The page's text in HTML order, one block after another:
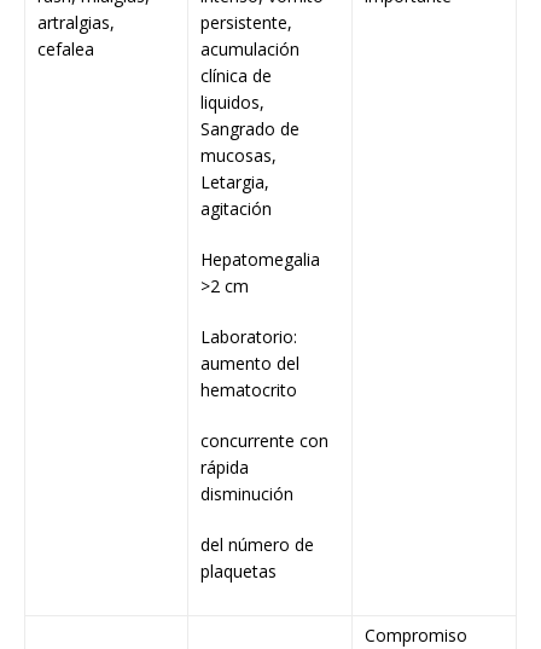
artralgias,
cefalea
persistente,
acumulación
clínica de
liquidos,
Sangrado de
mucosas,
Letargia,
agitación
Hepatomegalia
>2 cm
Laboratorio:
aumento del
hematocrito
concurrente con
rápida
disminución
del número de
plaquetas
Compromiso